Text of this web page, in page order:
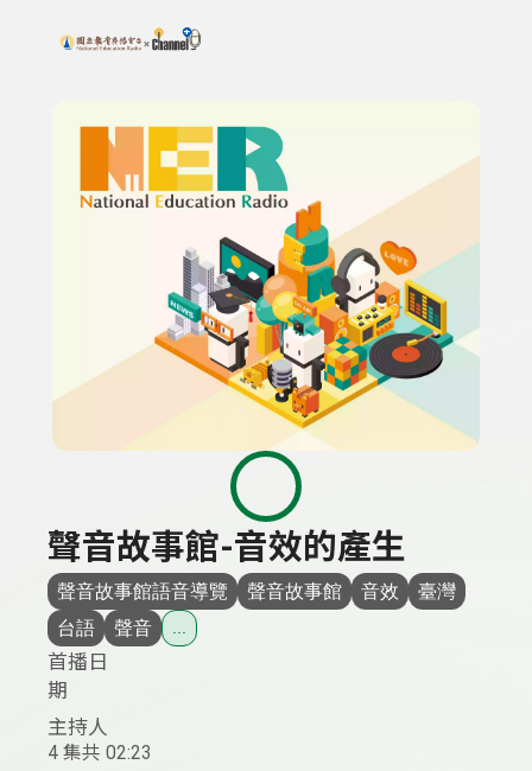
上方功能區塊
搜尋關鍵字：可輸入節目名稱、主持人或關鍵字
聲音故事館-音效的產生
聲音故事館語音導覽 聲音故事館 音效
臺灣
台語
聲音
首播日
期
主持人
4 集共 02:23